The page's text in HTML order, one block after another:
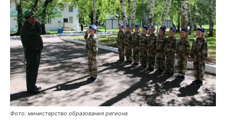
Фото: министерство образования региона